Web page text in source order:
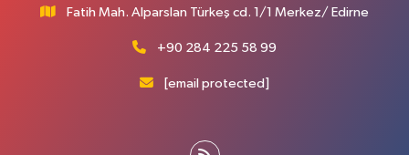
Fatih Mah. Alparslan Türkeş cd. 1/1 Merkez/ Edirne
+90 284 225 58 99
[email protected]